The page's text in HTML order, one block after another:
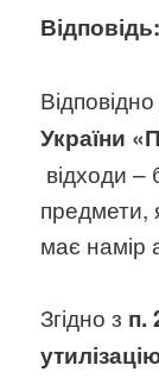
Відповідь:
України
відходи –
предмети,
має намір
Згідно з п.